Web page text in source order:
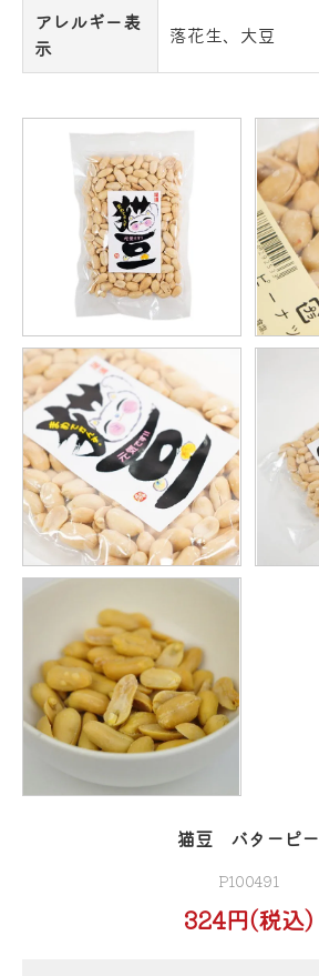
アレルギー表
示
落花生、大豆
猫豆 バターピー
P100491
324円(税込)